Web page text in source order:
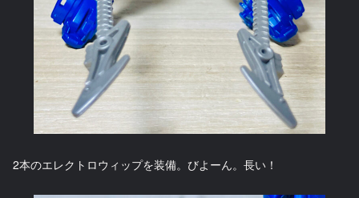
2本のエレクトロウィップを装備。びよーん。長い！